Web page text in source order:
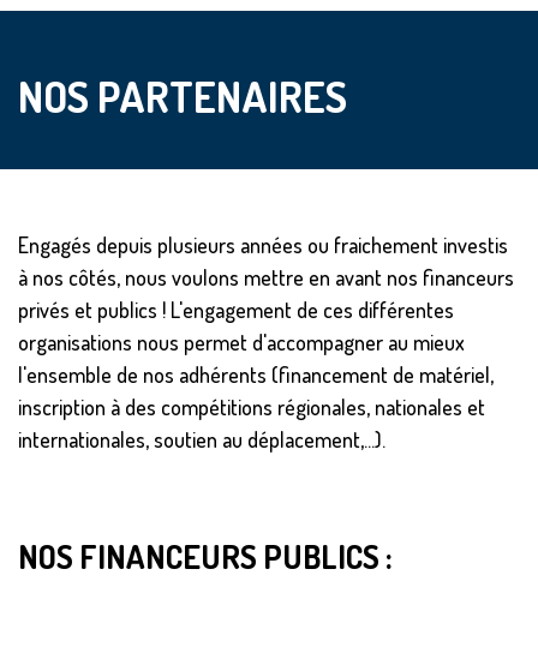
NOS PARTENAIRES
Engagés depuis plusieurs années ou fraichement investis
à nos côtés, nous voulons mettre en avant nos financeurs
privés et publics ! L'engagement de ces différentes
organisations nous permet d'accompagner au mieux
l'ensemble de nos adhérents (financement de matériel,
inscription à des compétitions régionales, nationales et
internationales, soutien au déplacement,...).
NOS FINANCEURS PUBLICS :